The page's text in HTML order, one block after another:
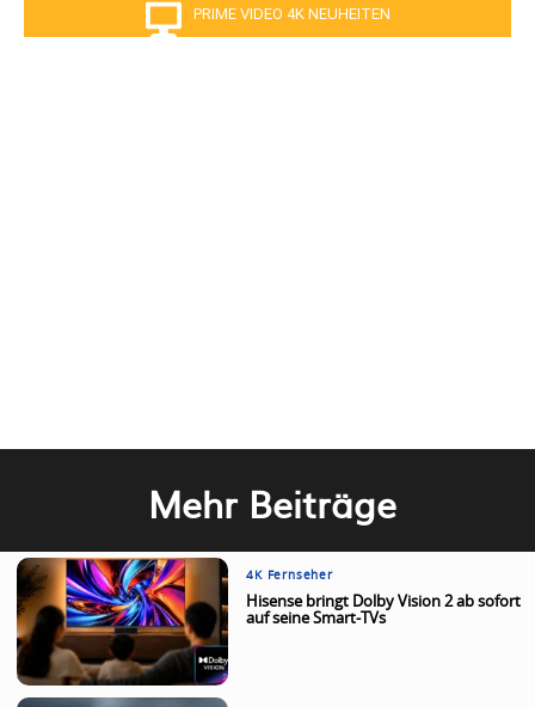
PRIME VIDEO 4K NEUHEITEN
Mehr Beiträge
4K Fernseher
Hisense bringt Dolby Vision 2 ab sofort
auf seine Smart-TVs